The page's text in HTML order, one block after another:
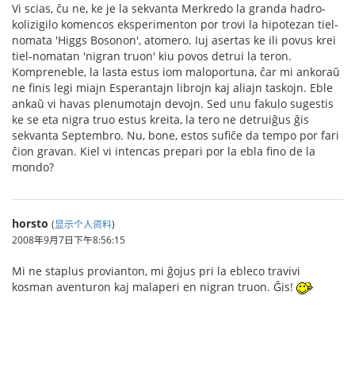
Vi scias, ĉu ne, ke je la sekvanta Merkredo la granda hadro-
kolizigilo komencos eksperimenton por trovi la hipotezan tiel-
nomata 'Higgs Bosonon', atomero. Iuj asertas ke ili povus krei
tiel-nomatan 'nigran truon' kiu povos detrui la teron.
Kompreneble, la lasta estus iom maloportuna, ĉar mi ankoraŭ
ne finis legi miajn Esperantajn librojn kaj aliajn taskojn. Eble
ankaŭ vi havas plenumotajn devojn. Sed unu fakulo sugestis
ke se eta nigra truo estus kreita, la tero ne detruiĝus ĝis
sekvanta Septembro. Nu, bone, estos sufiĉe da tempo por fari
ĉion gravan. Kiel vi intencas prepari por la ebla fino de la
mondo?
horsto (显示个人资料)
2008年9月7日下午8:56:15
Mi ne staplus provianton, mi ĝojus pri la ebleco travivi
kosman aventuron kaj malaperi en nigran truon. Ĝis!